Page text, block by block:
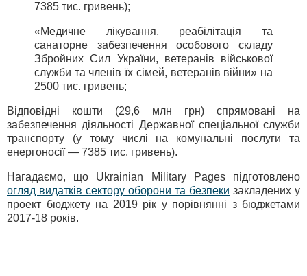
7385 тис. гривень);
«Медичне лікування, реабілітація та
санаторне забезпечення особового складу
Збройних Сил України, ветеранів військової
служби та членів їх сімей, ветеранів війни» на
2500 тис. гривень;
Відповідні кошти (29,6 млн грн) спрямовані на
забезпечення діяльності Державної спеціальної служби
транспорту (у тому числі на комунальні послуги та
енергоносії — 7385 тис. гривень).
Нагадаємо, що Ukrainian Military Pages підготовлено
огляд видатків сектору оборони та безпеки закладених у
проект бюджету на 2019 рік у порівнянні з бюджетами
2017-18 років.